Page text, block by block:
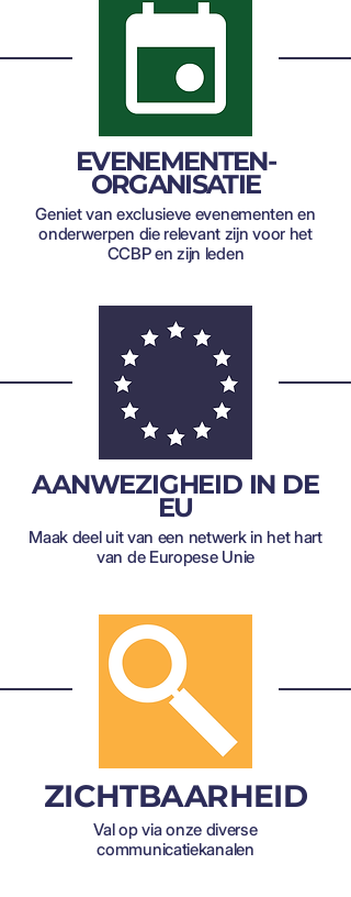
EVENEMENTEN-
ORGANISATIE
Geniet van exclusieve evenementen en
onderwerpen die relevant zijn voor het
CCBP en zijn leden
AANWEZIGHEID IN DE
EU
Maak deel uit van een netwerk in het hart
van de Europese Unie
ZICHTBAARHEID
Val op via onze diverse
communicatiekanalen